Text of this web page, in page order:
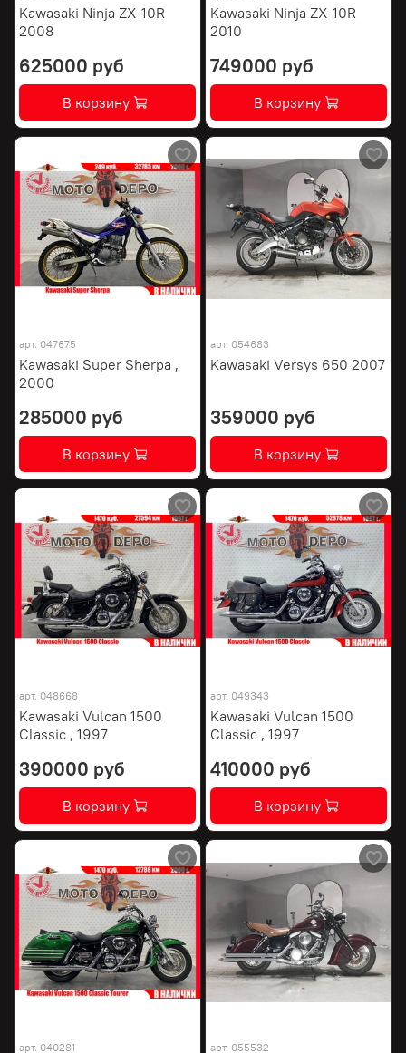
Kawasaki Ninja ZX-10R
2008
625000 руб
В корзину
Kawasaki Ninja ZX-10R
2010
749000 руб
В корзину
арт. 047675
Kawasaki Super Sherpa ,
2000
285000 руб
В корзину
арт. 054683
Kawasaki Versys 650 2007
359000 руб
В корзину
арт. 048668
Kawasaki Vulcan 1500
Classic , 1997
390000 руб
В корзину
арт. 049343
Kawasaki Vulcan 1500
Classic , 1997
410000 руб
В корзину
арт. 040281 арт. 055532